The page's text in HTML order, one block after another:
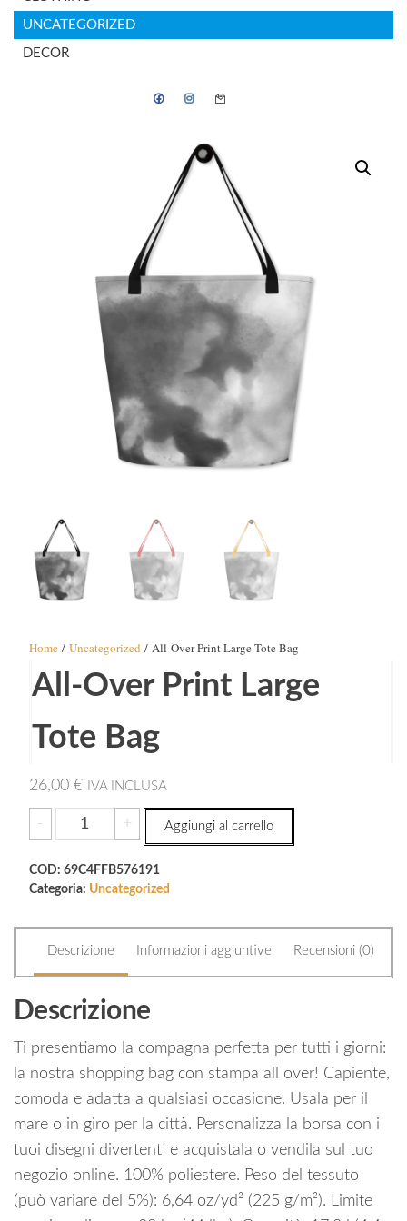
UNCATEGORIZED
DECOR
Home/ Uncategorized / All-Over Print Large Tote Bag
All-Over Print Large
Tote Bag
26,00 € IVA INCLUSA
-
Over
Print
Large
Bag
quantità
+ Aggiungi al carrello
COD: 69C4FFB576191
Categoria: Uncategorized
Descrizione Informazioni aggiuntive Recensioni (0)
Descrizione
Ti presentiamo la compagna perfetta per tutti i giorni:
la nostra shopping bag con stampa all over! Capiente,
comoda e adatta a qualsiasi occasione. Usala per il
mare o in giro per la città. Personalizza la borsa con i
tuoi disegni divertenti e acquistala o vendila sul tuo
negozio online. 100% poliestere. Peso del tessuto
(può variare del 5%): 6,64 oz/yd² (225 g/m²). Limite